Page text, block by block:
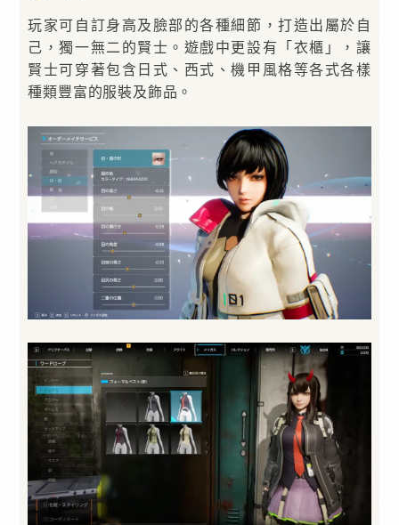
玩家可自訂身高及臉部的各種細節，打造出屬於自
己，獨一無二的賢士。遊戲中更設有「衣櫃」，讓
賢士可穿著包含日式、西式、機甲風格等各式各樣
種類豐富的服裝及飾品。